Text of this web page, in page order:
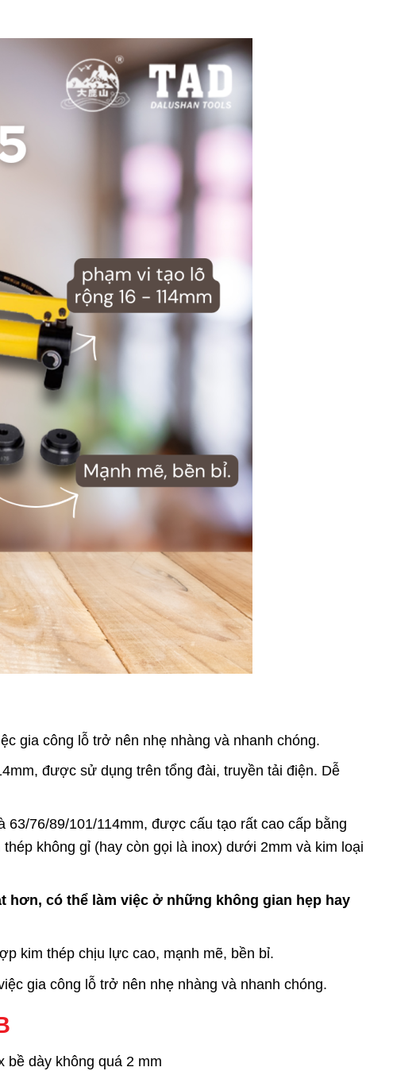
gia công lỗ trở nên nhẹ nhàng và nhanh chóng.
được sử dụng trên tổng đài, truyền tải điện. Dễ
76/89/101/114mm, được cấu tạo rất cao cấp bằng
không gỉ (hay còn gọi là inox) dưới 2mm và kim loại
hơn, có thể làm việc ở những không gian hẹp hay
kim thép chịu lực cao, mạnh mẽ, bền bỉ.
gia công lỗ trở nên nhẹ nhàng và nhanh chóng.
bề dày không quá 2 mm